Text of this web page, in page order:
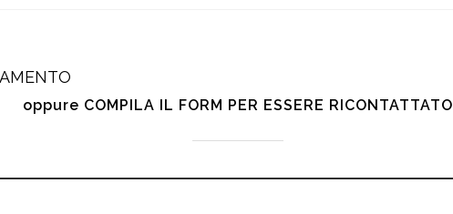
oppure COMPILA IL FORM PER ESSERE RICONTATTATO